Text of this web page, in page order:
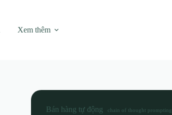
Xem thêm
Bán hàng tự động chain of thought prompting